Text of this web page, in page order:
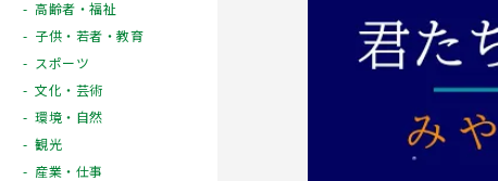
高齢者・福祉
子供・若者・教育
スポーツ
文化・芸術
環境・自然
観光
産業・仕事